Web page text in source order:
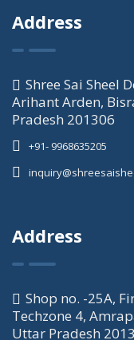
Address
Shree Sai Sheel
Arihant Arden,
Pradesh 201306
+91- 9968635205
Address
Shop no. -25A,
Techzone 4,
Uttar Pradesh